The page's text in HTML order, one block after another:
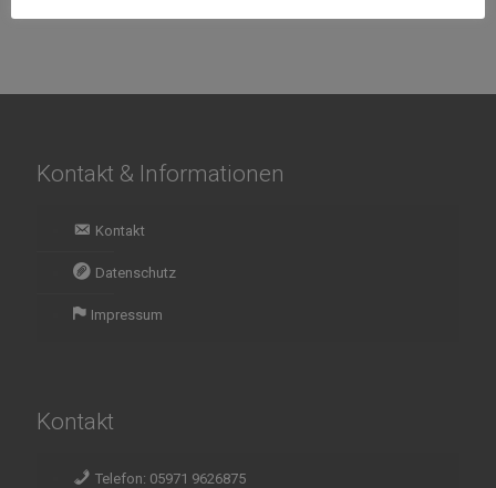
Kontakt & Informationen
Kontakt
Datenschutz
Impressum
Kontakt
Telefon: 05971 9626875